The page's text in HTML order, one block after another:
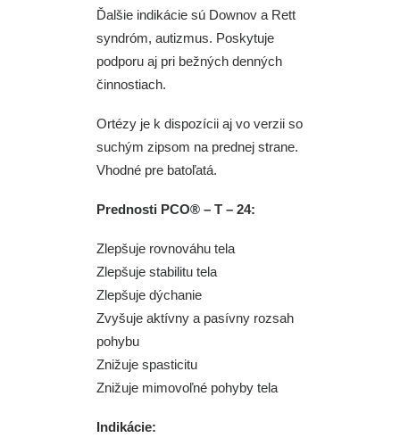
Ďalšie indikácie sú Downov a Rett
syndróm, autizmus. Poskytuje
podporu aj pri bežných denných
činnostiach.
Ortézy je k dispozícii aj vo verzii so
suchým zipsom na prednej strane.
Vhodné pre batoľatá.
Prednosti PCO® – T – 24:
Zlepšuje rovnováhu tela
Zlepšuje stabilitu tela
Zlepšuje dýchanie
Zvyšuje aktívny a pasívny rozsah
pohybu
Znižuje spasticitu
Znižuje mimovoľné pohyby tela
Indikácie: